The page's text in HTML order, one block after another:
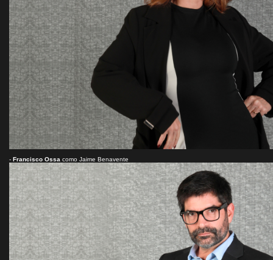
- Francisco Ossa como Jaime Benavente